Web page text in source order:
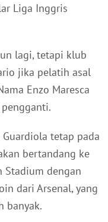
Liga Inggris
lagi, tetapi klub
jika pelatih asal
Enzo Maresca
tetap pada
bertandang ke
Stadium dengan
dari Arsenal, yang
banyak.